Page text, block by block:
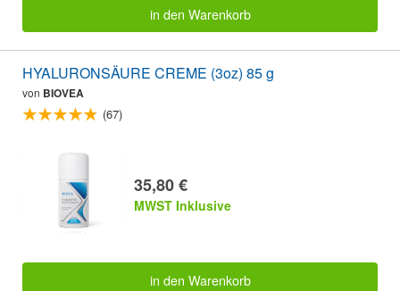
in den Warenkorb
HYALURONSÄURE CREME (3oz) 85 g
von BIOVEA
(67)
35,80 €
MWST Inklusive
in den Warenkorb